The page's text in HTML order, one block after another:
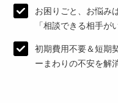
お困りごと、お悩み
「相談できる相手が
初期費用不要＆短期
ーまわりの不安を解